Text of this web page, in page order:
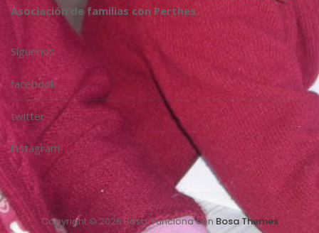
Asociación de familias con Perthes.
Síguenos
facebook
twitter
instagram
Copyright © 2026 Bosa. Funciona con Bosa Themes